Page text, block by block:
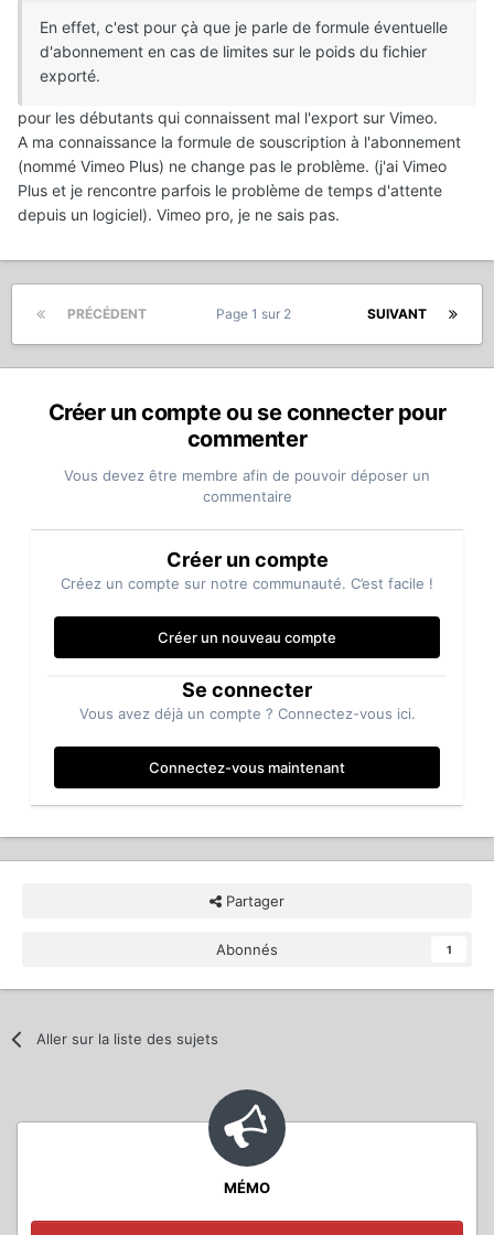
En effet, c'est pour çà que je parle de formule éventuelle
d'abonnement en cas de limites sur le poids du fichier
exporté.
pour les débutants qui connaissent mal l'export sur Vimeo.
A ma connaissance la formule de souscription à l'abonnement
(nommé Vimeo Plus) ne change pas le problème. (j'ai Vimeo
Plus et je rencontre parfois le problème de temps d'attente
depuis un logiciel). Vimeo pro, je ne sais pas.
PRÉCÉDENT SUIVANT
Page 1 sur 2
Créer un compte ou se connecter pour
commenter
Vous devez être membre afin de pouvoir déposer un
commentaire
Créer un compte
Créez un compte sur notre communauté. C’est facile !
Créer un nouveau compte
Se connecter
Vous avez déjà un compte ? Connectez-vous ici.
Connectez-vous maintenant
Partager
Abonnés 1
Aller sur la liste des sujets
MÉMO